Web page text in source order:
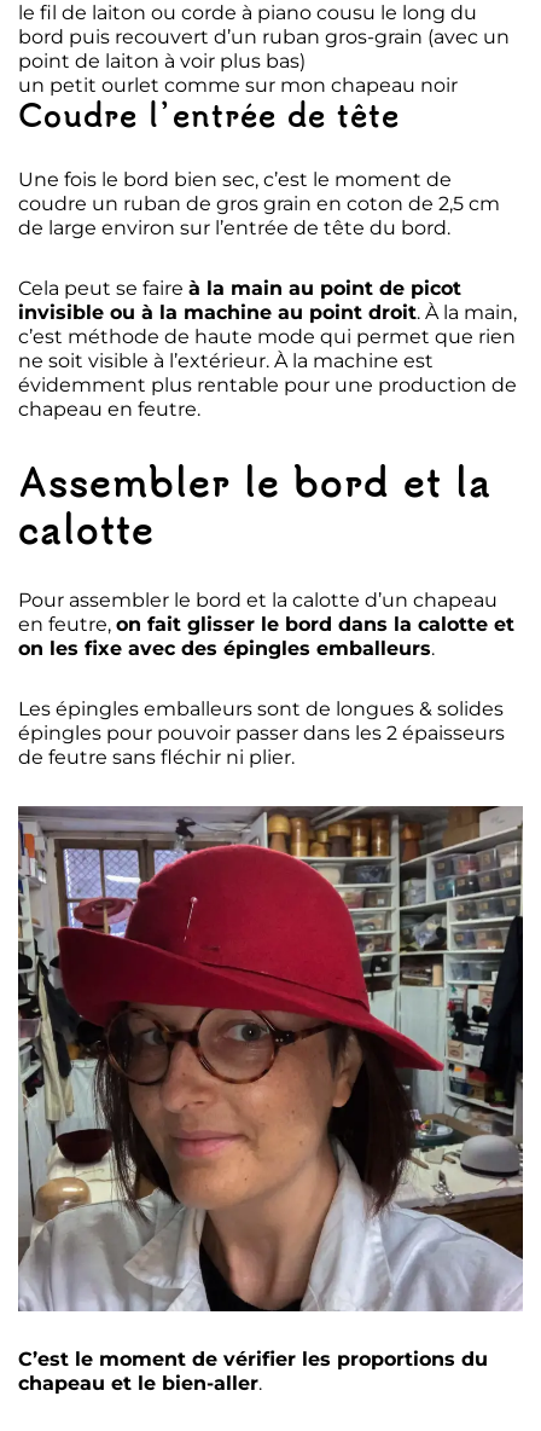
le fil de laiton ou corde à piano cousu le long du
bord puis recouvert d’un ruban gros-grain (avec un
point de laiton à voir plus bas)
un petit ourlet comme sur mon chapeau noir
Coudre l’entrée de tête
Une fois le bord bien sec, c’est le moment de
coudre un ruban de gros grain en coton de 2,5 cm
de large environ sur l’entrée de tête du bord.
Cela peut se faire à la main au point de picot
invisible ou à la machine au point droit. À la main,
c’est méthode de haute mode qui permet que rien
ne soit visible à l’extérieur. À la machine est
évidemment plus rentable pour une production de
chapeau en feutre.
Assembler le bord et la
calotte
Pour assembler le bord et la calotte d’un chapeau
en feutre, on fait glisser le bord dans la calotte et
on les fixe avec des épingles emballeurs.
Les épingles emballeurs sont de longues & solides
épingles pour pouvoir passer dans les 2 épaisseurs
de feutre sans fléchir ni plier.
C’est le moment de vérifier les proportions du
chapeau et le bien-aller.